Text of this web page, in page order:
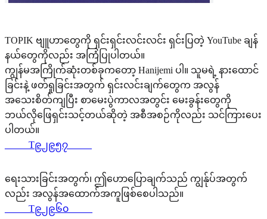
TOPIK ဗျူဟာတွေကို ရှင်းရှင်းလင်းလင်း ရှင်းပြတဲ့ YouTube ချန်
နယ်တွေကိုလည်း အကြံပြုပါတယ်။
ကျွန်မအကြိုက်ဆုံးတစ်ခုကတော့ Hanijemi ပါ။ သူမရဲ့ နားထောင်
ခြင်းနဲ့ ဖတ်ရှုခြင်းအတွက် ရှင်းလင်းချက်တွေက အလွန်
အသေးစိတ်ကျပြီး စာမေးပွဲကာလအတွင်း မေးခွန်းတွေကို
ဘယ်လိုဖြေရှင်းသင့်တယ်ဆိုတဲ့ အစီအစဉ်ကိုလည်း သင်ကြားပေး
ပါတယ်။
_____T၉၂၉၅၇_____
ရေးသားခြင်းအတွက်၊ ဤဟောပြောချက်သည် ကျွန်ုပ်အတွက်
လည်း အလွန်အထောက်အကူဖြစ်စေပါသည်။
_____T၉၂၉၆၀_____